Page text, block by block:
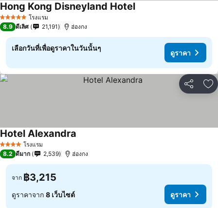
5 ดาว โรงแรม
Hong Kong Disneyland Hotel
8.9 ดีเลิศ 21,191 ฮ่องกง
เลือกวันที่เพื่อดูราคาในวันนั้นๆ
ดูราคา
แชร์ เ
4 ดาว โรงแรม
Hotel Alexandra
8.2 ดีมาก 2,539 ฮ่องกง
จาก ฿3,215
ดูราคาจาก 8 เว็บไซต์ ดูราคา